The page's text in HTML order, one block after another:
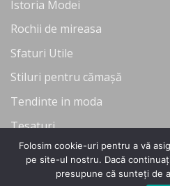
Istoria Modei
Rochii de mireasa
Sfaturi Utile
Stiluri pentru cămașă
Tendinte in moda
Tesaturi
Uncategorized
Folosim cookie-uri pentru a vă
pe site-ul nostru. Dacă
presupune că sunteți de